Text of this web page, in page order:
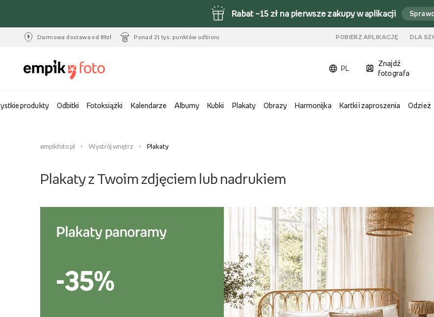
Rabat –15 zł na pierwsze zakupy w aplikacji
Darmowa dostawa od 89zł Ponad 21 tys. punktów odbioru POBIERZ APLIKACJĘ DLA
PL
Znajdź
fotografa
produkty Odbitki Fotoksiążki Kalendarze Albumy Kubki Plakaty Obrazy Harmonijka Kartki i zaproszenia Odzież
empikfoto.pl Wystrój wnętrz Plakaty
Plakaty z Twoim zdjęciem lub nadrukiem